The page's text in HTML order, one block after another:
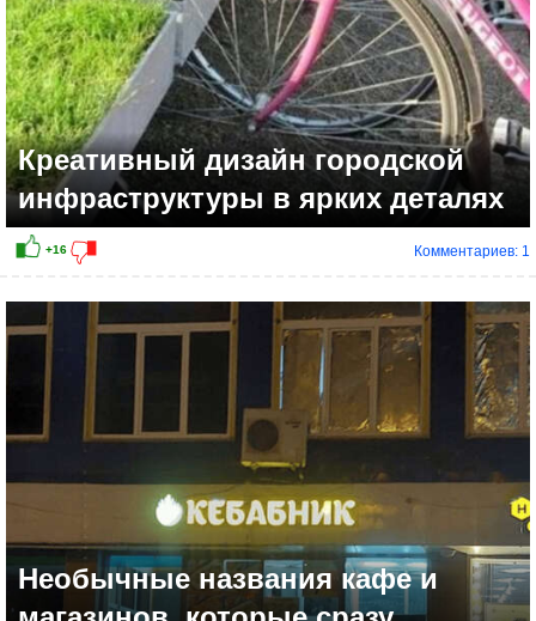
Креативный дизайн городской
инфраструктуры в ярких деталях
Комментариев: 1
Необычные названия кафе и